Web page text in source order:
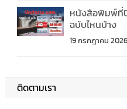
หนังสือพิมพ์ที่
ฉบับไหนบ้าง
19 กรกฎาคม 2026
ติดตามเรา